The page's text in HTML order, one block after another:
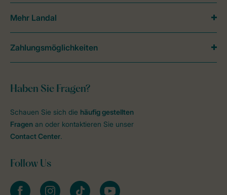
Haben Sie Fragen?
Schauen Sie sich die häufig gestellten
Fragen an oder kontaktieren Sie unser
Contact Center.
Follow Us
facebookinstagramtiktok youtube
Mehr Landal
Zahlungsmöglichkeiten